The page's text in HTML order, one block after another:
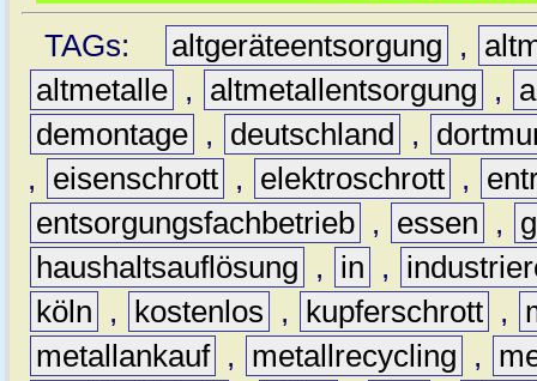
TAGs:
altgeräteentsorgung ,
altmetalle , altmetallentsorgung ,
demontage , deutschland ,
,
eisenschrott , elektroschrott ,
entsorgungsfachbetrieb , essen ,
haushaltsauflösung
, in ,
köln
, kostenlos , kupferschrott ,
metallankauf , metallrecycling ,